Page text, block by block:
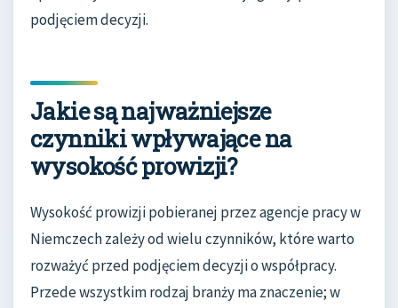
podjęciem decyzji.
Jakie są najważniejsze
czynniki wpływające na
wysokość prowizji?
Wysokość prowizji pobieranej przez agencje pracy w
Niemczech zależy od wielu czynników, które warto
rozważyć przed podjęciem decyzji o współpracy.
Przede wszystkim rodzaj branży ma znaczenie; w